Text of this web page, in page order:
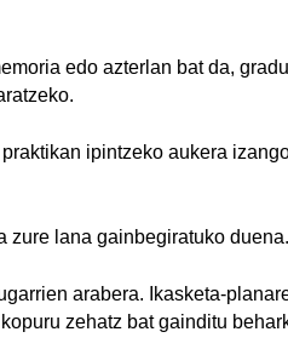
edo azterlan bat da,
ipintzeko aukera
zure lana gainbegiratuko duena.
arabera. Ikasketa-
zehatz bat gainditu